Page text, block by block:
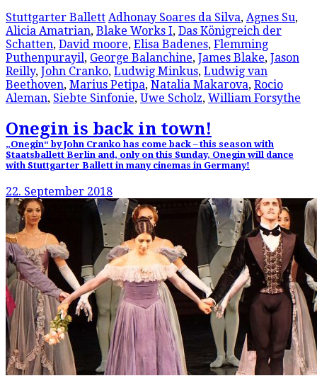
Stuttgarter Ballett Adhonay Soares da Silva, Agnes Su,
Alicia Amatrian, Blake Works I, Das Königreich der
Schatten, David moore, Elisa Badenes, Flemming
Puthenpurayil, George Balanchine, James Blake, Jason
Reilly, John Cranko, Ludwig Minkus, Ludwig van
Beethoven, Marius Petipa, Natalia Makarova, Rocio
Aleman, Siebte Sinfonie, Uwe Scholz, William Forsythe
Onegin is back in town!
„Onegin“ by John Cranko has come back – this season with
Staatsballett Berlin and, only on this Sunday, Onegin will dance
with Stuttgarter Ballett in many cinemas in Germany!
22. September 2018